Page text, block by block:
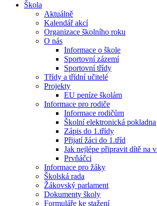
Škola
Aktuálně
Kalendář akcí
Organizace školního roku
O nás
Informace o škole
Sportovní zázemí
Sportovní třídy
Třídy a třídní učitelé
Projekty
EU peníze školám
Informace pro rodiče
Informace rodičům
Školní elektronická pokladna
Zápis do 1.třídy
Přijatí žáci do 1.tříd
Jak nejlépe připravit dítě na
Prvňáčci
Informace pro žáky
Školská rada
Žákovský parlament
Dokumenty školy
Formuláře ke stažení